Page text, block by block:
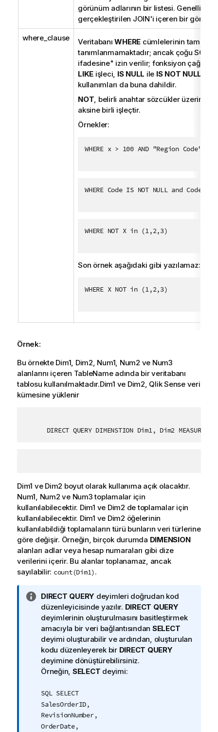
görünüm adlarının bir listesi. Genellikle,
gerçekleştirilen JOIN'i içeren bir
where_clause VeritabanıWHERE cümlelerinin tam söz
tanımlanmamaktadır; ancak çoğuSQL
ifadesine" izin verilir; fonksiyon
LIKE işleci, IS NULL ile IS NOT NULL
kullanımları da buna dahildir.
NOT, belirli anahtar sözcükler
aksine birli işleçtir.
Örnekler:
WHERE x > 100 AND "Region
WHERE Code IS NOT NULL and Code
WHERE NOT X in (1,2,3)
Son örnek aşağıdaki gibi yazılamaz:
WHERE X NOT in (1,2,3)
Örnek:
Bu örnekte Dim1, Dim2, Num1, Num2 ve Num3
alanlarını içeren TableNameadında bir veritabanı
tablosu kullanılmaktadır.Dim1 ve Dim2, Qlik Senseveri
kümesine yüklenir
DIRECT QUERY DIMENSTION Dim1, Dim2 MEASURE
Dim1 ve Dim2 boyut olarak kullanıma açık olacaktır.
Num1 Num2 ve Num3toplamalar için
kullanılabilecektir. Dim1 ve Dim2 de toplamalar için
kullanılabilecektir. Dim1 ve Dim2 öğelerinin
kullanılabildiği toplamaların türü bunların veri türlerine
göre değişir. Örneğin, birçok durumda DIMENSION
alanları adlar veya hesap numaraları gibi dize
verilerini içerir. Bu alanlar toplanamaz, ancak
sayılabilir: count(Dim1).
B
i
l
g
i
n
o
t
DIRECT QUERY deyimleri doğrudan kod
düzenleyicisinde yazılır. DIRECT QUERY
deyimlerinin oluşturulmasını basitleştirmek
amacıyla bir veri bağlantısından SELECT
deyimi oluşturabilir ve ardından, oluşturulan
kodu düzenleyerek bir DIRECT QUERY
deyimine dönüştürebilirsiniz.
Örneğin, SELECT deyimi:
SQL SELECT
SalesOrderID,
RevisionNumber,
OrderDate,